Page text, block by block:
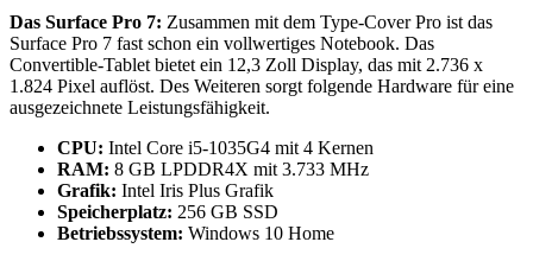
Das Surface Pro 7: Zusammen mit dem Type-Cover Pro ist das
Surface Pro 7 fast schon ein vollwertiges Notebook. Das
Convertible-Tablet bietet ein 12,3 Zoll Display, das mit 2.736 x
1.824 Pixel auflöst. Des Weiteren sorgt folgende Hardware für eine
ausgezeichnete Leistungsfähigkeit.
CPU: Intel Core i5-1035G4 mit 4 Kernen
RAM: 8 GB LPDDR4X mit 3.733 MHz
Grafik: Intel Iris Plus Grafik
Speicherplatz: 256 GB SSD
Betriebssystem: Windows 10 Home